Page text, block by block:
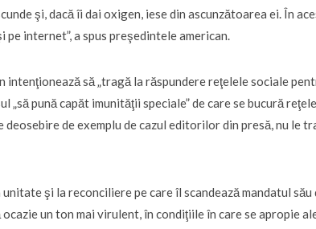
şi, dacă îi dai oxigen, iese din ascunzătoarea ei. În
internet”, a spus preşedintele american.
intenţionează să „tragă la răspundere reţelele sociale
„să pună capăt imunităţii speciale” de care se bucură
de exemplu de cazul editorilor din presă, nu le
şi la reconciliere pe care îl scandează mandatul său
un ton mai virulent, în condiţiile în care se apropie